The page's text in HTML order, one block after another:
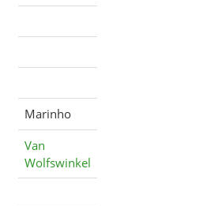
Marinho
Van
Wolfswinkel